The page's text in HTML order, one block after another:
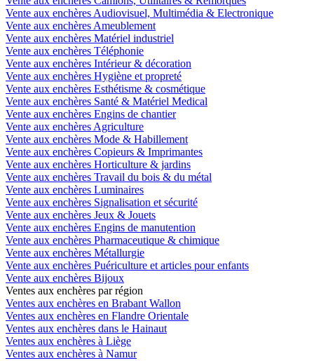
Vente aux enchères Audiovisuel, Multimédia & Electronique
Vente aux enchères Ameublement
Vente aux enchères Matériel industriel
Vente aux enchères Téléphonie
Vente aux enchères Intérieur & décoration
Vente aux enchères Hygiène et propreté
Vente aux enchères Esthétisme & cosmétique
Vente aux enchères Santé & Matériel Medical
Vente aux enchères Engins de chantier
Vente aux enchères Agriculture
Vente aux enchères Mode & Habillement
Vente aux enchères Copieurs & Imprimantes
Vente aux enchères Horticulture & jardins
Vente aux enchères Travail du bois & du métal
Vente aux enchères Luminaires
Vente aux enchères Signalisation et sécurité
Vente aux enchères Jeux & Jouets
Vente aux enchères Engins de manutention
Vente aux enchères Pharmaceutique & chimique
Vente aux enchères Métallurgie
Vente aux enchères Puériculture et articles pour enfants
Vente aux enchères Bijoux
Ventes aux enchères par région
Ventes aux enchères en Brabant Wallon
Ventes aux enchères en Flandre Orientale
Ventes aux enchères dans le Hainaut
Ventes aux enchères à Liège
Ventes aux enchères à Namur